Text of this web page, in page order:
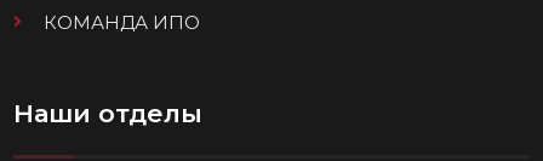
КОМАНДА ИПО
Наши отделы